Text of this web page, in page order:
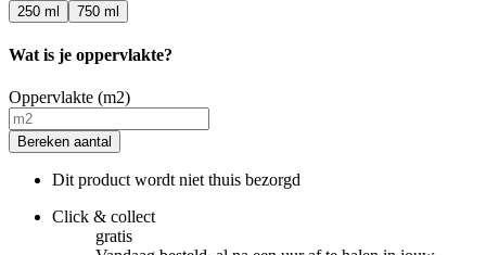
250 ml 750 ml
Wat is je oppervlakte?
Oppervlakte (m2)
Bereken aantal
Dit product wordt niet thuis bezorgd
Click & collect
gratis